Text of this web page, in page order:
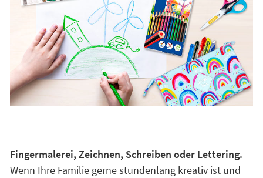
Fingermalerei, Zeichnen, Schreiben oder Lettering.
Wenn Ihre Familie gerne stundenlang kreativ ist und